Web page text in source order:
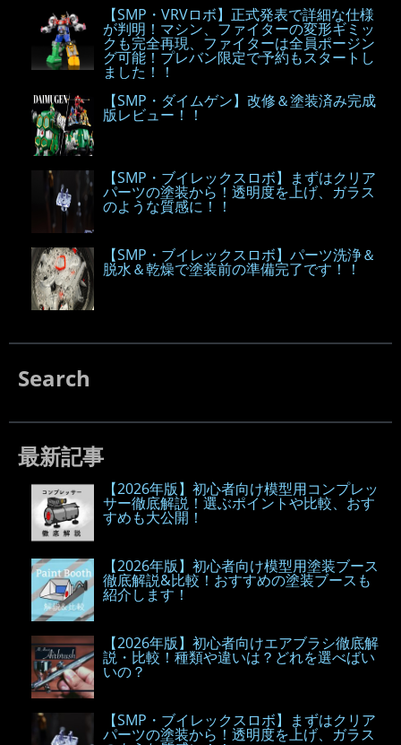
【SMP・VRVロボ】正式発表で詳細な仕様
が判明！マシン、ファイターの変形ギミッ
クも完全再現、ファイターは全員ポージン
グ可能！プレバン限定で予約もスタートし
ました！！
【SMP・ダイムゲン】改修＆塗装済み完成
版レビュー！！
【SMP・ブイレックスロボ】まずはクリア
パーツの塗装から！透明度を上げ、ガラス
のような質感に！！
【SMP・ブイレックスロボ】パーツ洗浄＆
脱水＆乾燥で塗装前の準備完了です！！
Search
最新記事
【2026年版】初心者向け模型用コンプレッ
サー徹底解説！選ぶポイントや比較、おす
すめも大公開！
【2026年版】初心者向け模型用塗装ブース
徹底解説&比較！おすすめの塗装ブースも
紹介します！
【2026年版】初心者向けエアブラシ徹底解
説・比較！種類や違いは？どれを選べばい
いの？
【SMP・ブイレックスロボ】まずはクリア
パーツの塗装から！透明度を上げ、ガラス